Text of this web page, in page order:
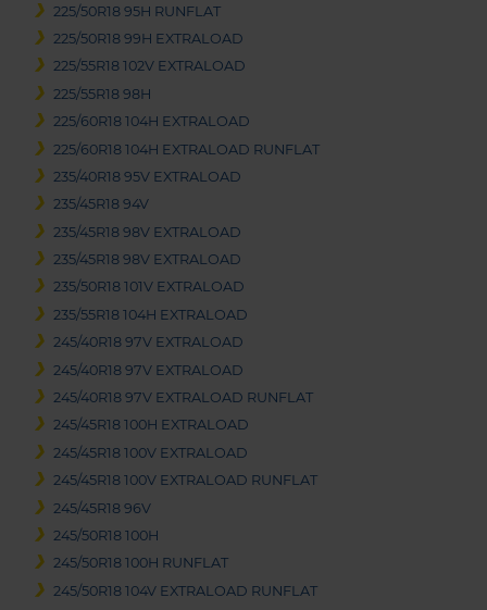
225/50R18 95H RUNFLAT
225/50R18 99H EXTRALOAD
225/55R18 102V EXTRALOAD
225/55R18 98H
225/60R18 104H EXTRALOAD
225/60R18 104H EXTRALOAD RUNFLAT
235/40R18 95V EXTRALOAD
235/45R18 94V
235/45R18 98V EXTRALOAD
235/45R18 98V EXTRALOAD
235/50R18 101V EXTRALOAD
235/55R18 104H EXTRALOAD
245/40R18 97V EXTRALOAD
245/40R18 97V EXTRALOAD
245/40R18 97V EXTRALOAD RUNFLAT
245/45R18 100H EXTRALOAD
245/45R18 100V EXTRALOAD
245/45R18 100V EXTRALOAD RUNFLAT
245/45R18 96V
245/50R18 100H
245/50R18 100H RUNFLAT
245/50R18 104V EXTRALOAD RUNFLAT